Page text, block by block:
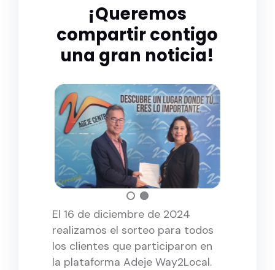
¡Queremos
compartir contigo
una gran noticia!
El 16 de diciembre de 2024
realizamos el sorteo para todos
los clientes que participaron en
la plataforma Adeje Way2Local.